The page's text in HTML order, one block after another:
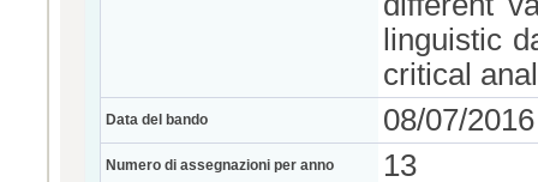
linguistic
critical
Data del bando 08/07/2016
Numero di assegnazioni per anno 13